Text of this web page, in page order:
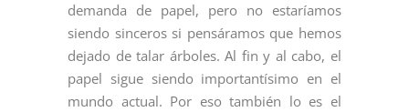
demanda de papel, pero no estaríamos
siendo sinceros si pensáramos que hemos
dejado de talar árboles. Al fin y al cabo, el
papel sigue siendo importantísimo en el
mundo actual. Por eso también lo es el